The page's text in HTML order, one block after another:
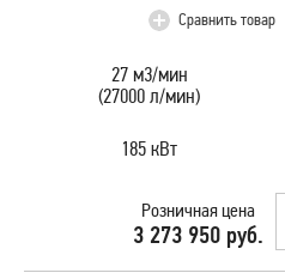
Сравнить товар
27 м3/мин
(27000 л/мин)
185 кВт
Розничная цена
3 273 950 руб.